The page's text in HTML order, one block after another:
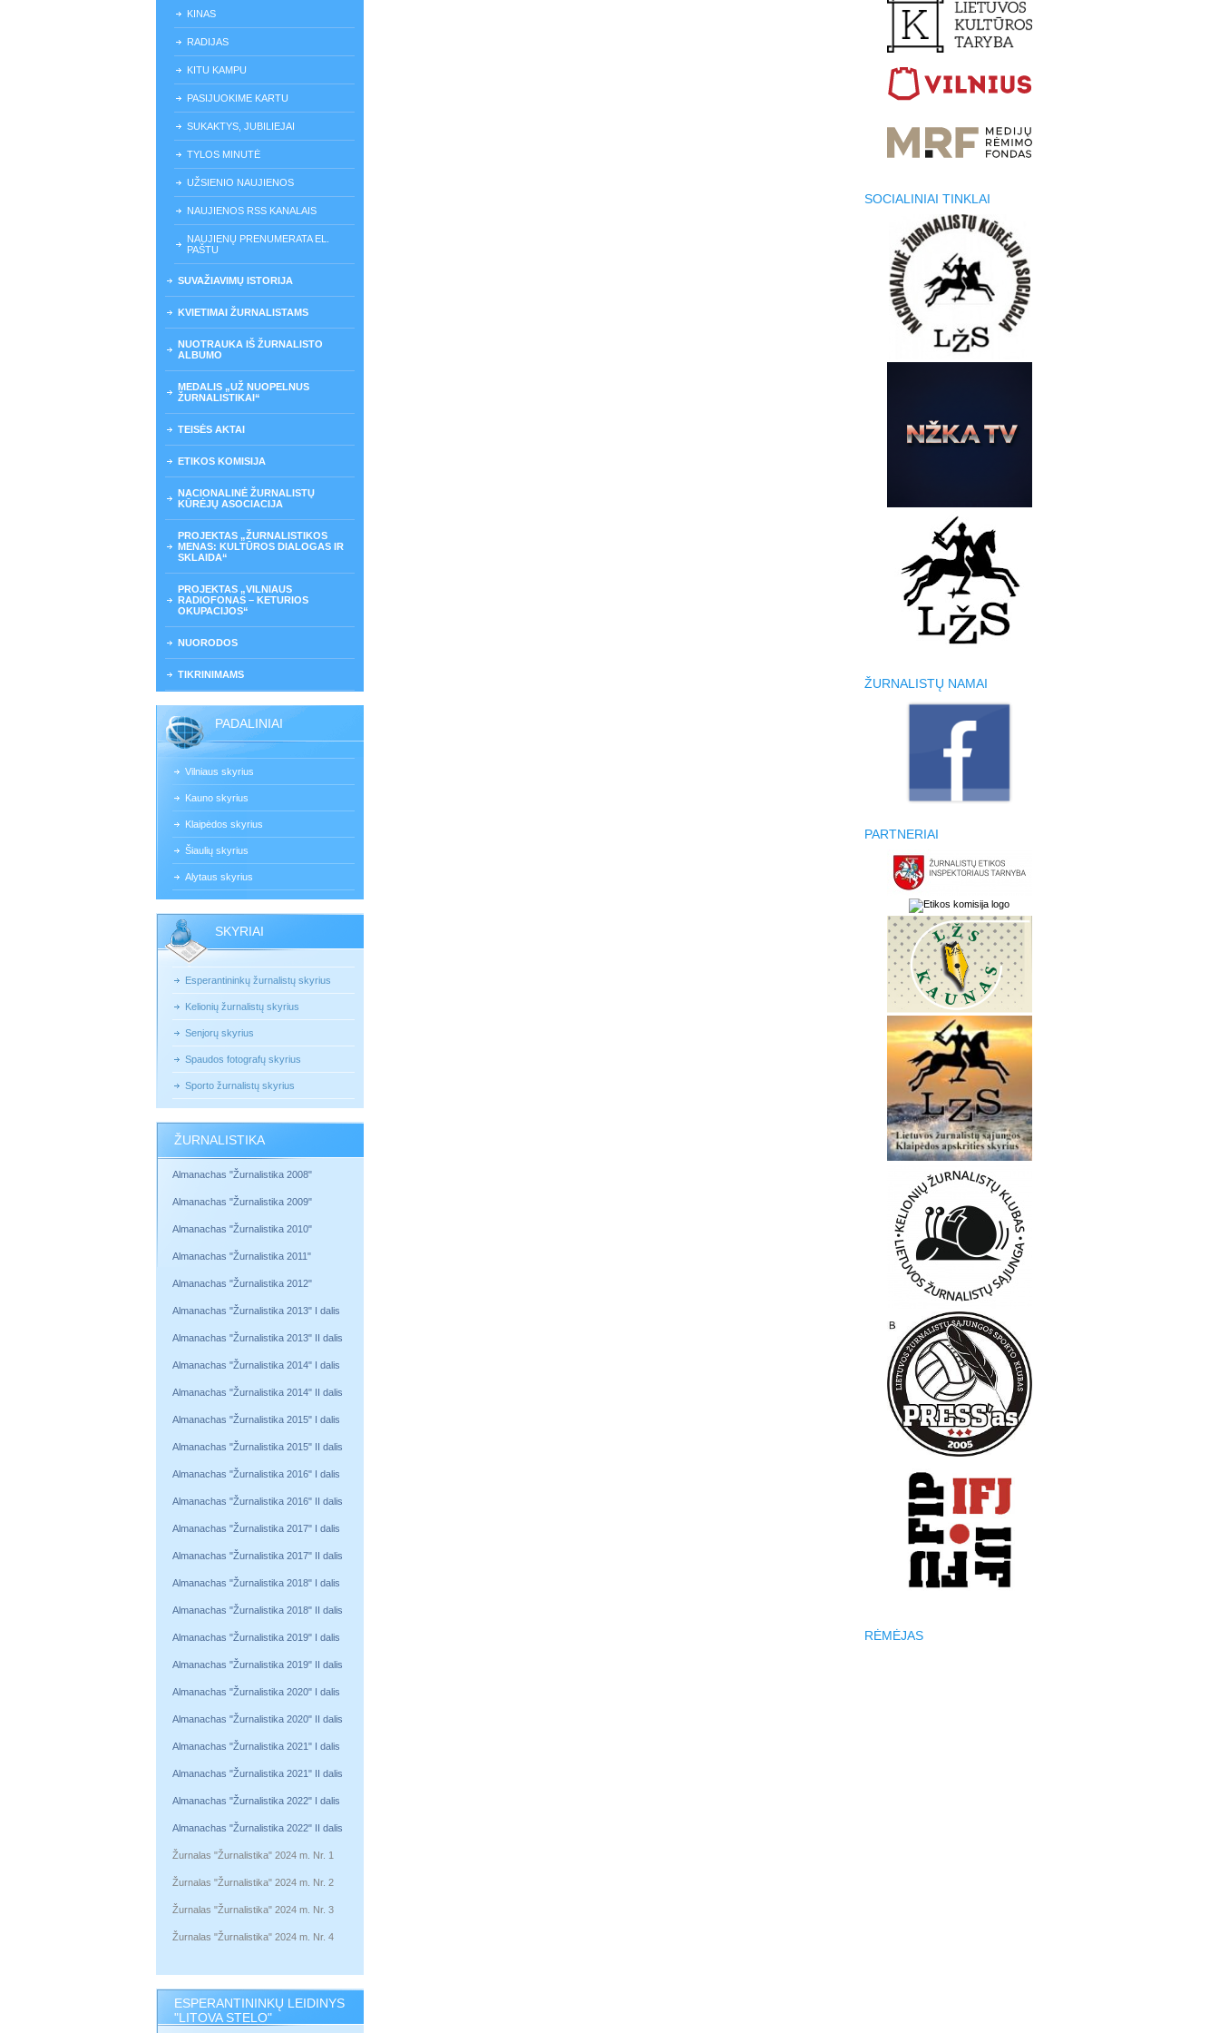
KINAS
RADIJAS
KITU KAMPU
PASIJUOKIME KARTU
SUKAKTYS, JUBILIEJAI
TYLOS MINUTĖ
UŽSIENIO NAUJIENOS
NAUJIENOS RSS KANALAIS
NAUJIENŲ PRENUMERATA EL.
PAŠTU
SUVAŽIAVIMŲ ISTORIJA
KVIETIMAI ŽURNALISTAMS
NUOTRAUKA IŠ ŽURNALISTO
ALBUMO
MEDALIS „UŽ NUOPELNUS
ŽURNALISTIKAI“
TEISĖS AKTAI
ETIKOS KOMISIJA
NACIONALINĖ ŽURNALISTŲ
KŪRĖJŲ ASOCIACIJA
PROJEKTAS „ŽURNALISTIKOS
MENAS: KULTŪROS DIALOGAS IR
SKLAIDA“
PROJEKTAS „VILNIAUS
RADIOFONAS – KETURIOS
OKUPACIJOS“
NUORODOS
TIKRINIMAMS
PADALINIAI
Vilniaus skyrius
Kauno skyrius
Klaipėdos skyrius
Šiaulių skyrius
Alytaus skyrius
SKYRIAI
Esperantininkų žurnalistų skyrius
Kelionių žurnalistų skyrius
Senjorų skyrius
Spaudos fotografų skyrius
Sporto žurnalistų skyrius
ŽURNALISTIKA
Almanachas "Žurnalistika 2008"
Almanachas "Žurnalistika 2009"
Almanachas "Žurnalistika 2010"
Almanachas "Žurnalistika 2011"
Almanachas "Žurnalistika 2012"
Almanachas "Žurnalistika 2013" I dalis
Almanachas "Žurnalistika 2013" II dalis
Almanachas "Žurnalistika 2014" I dalis
Almanachas "Žurnalistika 2014" II dalis
Almanachas "Žurnalistika 2015" I dalis
Almanachas "Žurnalistika 2015" II dalis
Almanachas "Žurnalistika 2016" I dalis
Almanachas "Žurnalistika 2016" II dalis
Almanachas "Žurnalistika 2017" I dalis
Almanachas "Žurnalistika 2017" II dalis
Almanachas "Žurnalistika 2018" I dalis
Almanachas "Žurnalistika 2018" II dalis
Almanachas "Žurnalistika 2019" I dalis
Almanachas "Žurnalistika 2019" II dalis
Almanachas "Žurnalistika 2020" I dalis
Almanachas "Žurnalistika 2020" II dalis
Almanachas "Žurnalistika 2021" I dalis
Almanachas "Žurnalistika 2021" II dalis
Almanachas "Žurnalistika 2022" I dalis
Almanachas "Žurnalistika 2022" II dalis
Žurnalas "Žurnalistika" 2024 m. Nr. 1
Žurnalas "Žurnalistika" 2024 m. Nr. 2
Žurnalas "Žurnalistika" 2024 m. Nr. 3
Žurnalas "Žurnalistika" 2024 m. Nr. 4
ESPERANTININKŲ LEIDINYS
"LITOVA STELO"
SOCIALINIAI TINKLAI
ŽURNALISTŲ NAMAI
PARTNERIAI
RĖMĖJAS